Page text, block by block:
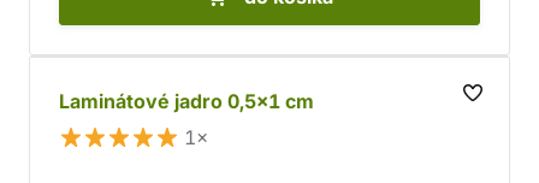
Laminátové jadro 0,5x1 cm
1×